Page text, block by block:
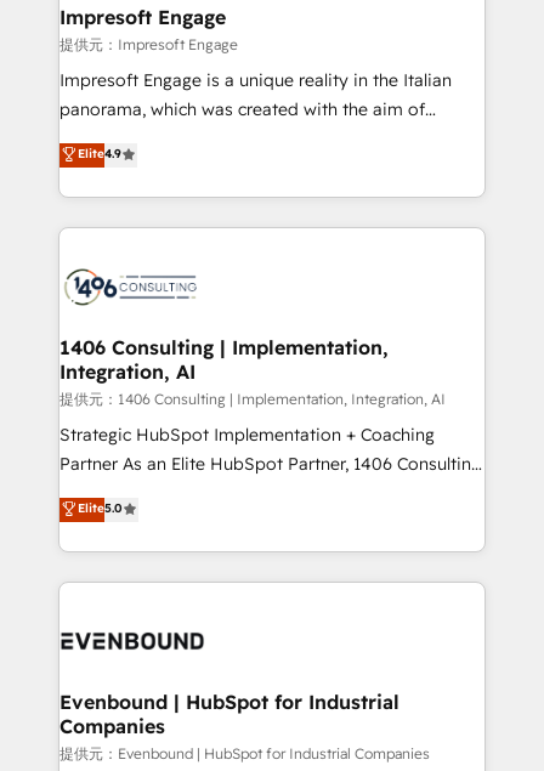
products and strategies that actually make a
difference.
Impresoft Engage
提供元：Impresoft Engage
Impresoft Engage is a unique reality in the Italian
panorama, which was created with the aim of
putting Customer Experience at the center by
creating digital environments capable of integrating
people, processes and data. We offer the best
digital solutions on the market, ranging from CRM
marketing automation to online and offline sales
allowing companies to optimize processes and meet
the needs of the customer. We are part of Impresoft
Group, a group of specialized and complementary
companies that divide their offer into 4
Competence Centers: Smart Manufacturing,
The synergies generated by these integrations,
together with the combination of talents, skills,
to accompany companies on their digital
Elite4.9
1406 Consulting | Implementation,
Integration, AI
提供元：1406 Consulting | Implementation, Integration, AI
Strategic HubSpot Implementation + Coaching
Partner As an Elite HubSpot Partner, 1406 Consulting
helps mid-market revenue teams transform how
they sell, market, and serve. We don't just build your
HubSpot—we teach your team to own it, then stay
to help you keep winning. What We Do ⚙️ CRM
Data & Content 📈 Sales & Marketing Alignment +
Agent Creation 🔄 Custom Integrations & Data
Migration Why 1406 We become part of your team.
Your team learns while we build. We fix what others
Elite5.0
Evenbound | HubSpot for Industrial
Companies
提供元：Evenbound | HubSpot for Industrial Companies